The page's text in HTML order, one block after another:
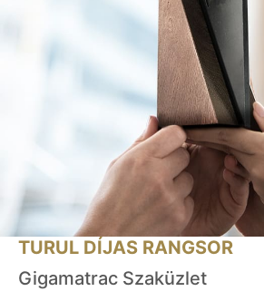
TURUL DÍJAS RANGSOR
Gigamatrac Szaküzlet